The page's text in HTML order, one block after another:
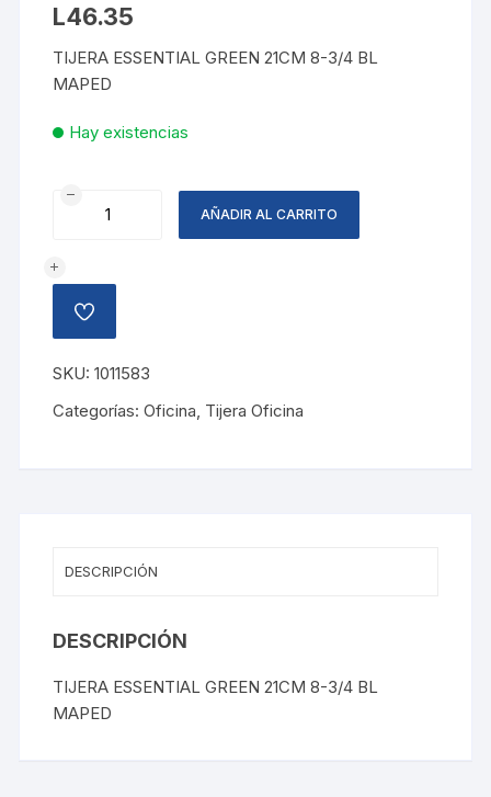
L46.35
TIJERA ESSENTIAL GREEN 21CM 8-3/4 BL
MAPED
Hay existencias
TIJERA
21CM
3/4
AÑADIR AL CARRITO
AÑADIR
A
LISTA
DE
DESEOS
SKU:1011583
Categorías:Oficina Tijera Oficina
DESCRIPCIÓN
DESCRIPCIÓN
TIJERA ESSENTIAL GREEN 21CM 8-3/4 BL
MAPED